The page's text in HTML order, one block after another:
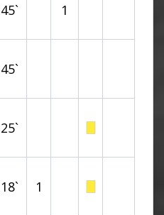
45` 1
45`
25`
18` 1